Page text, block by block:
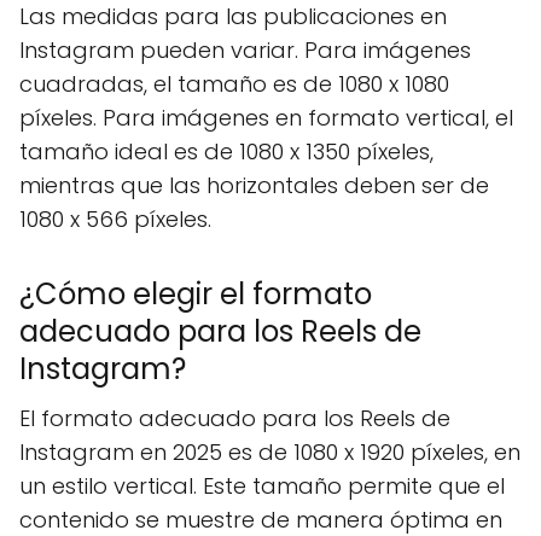
Las medidas para las publicaciones en
Instagram pueden variar. Para imágenes
cuadradas, el tamaño es de 1080 x 1080
píxeles. Para imágenes en formato vertical, el
tamaño ideal es de 1080 x 1350 píxeles,
mientras que las horizontales deben ser de
1080 x 566 píxeles.
¿Cómo elegir el formato
adecuado para los Reels de
Instagram?
El formato adecuado para los Reels de
Instagram en 2025 es de 1080 x 1920 píxeles, en
un estilo vertical. Este tamaño permite que el
contenido se muestre de manera óptima en